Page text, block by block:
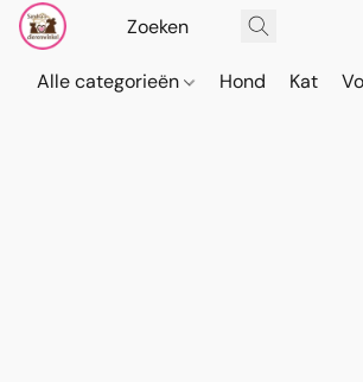
Alle categorieën Hond Kat